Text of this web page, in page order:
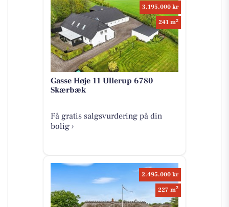
3.195.000 kr
241 m2
Gasse Høje 11 Ullerup 6780
Skærbæk
Få gratis salgsvurdering på din
bolig ›
2.495.000 kr
227 m2